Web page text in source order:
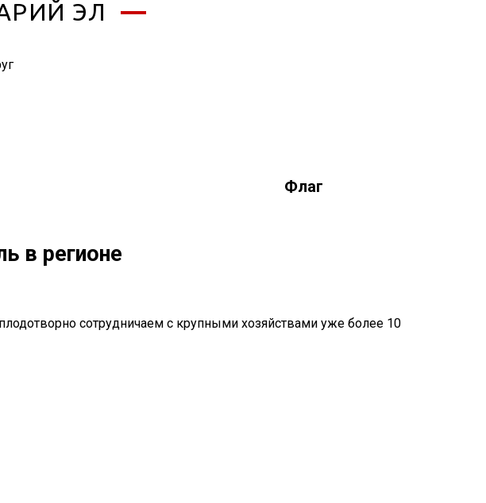
ЭЛ
Флаг
в регионе
сотрудничаем с крупными хозяйствами уже более 10